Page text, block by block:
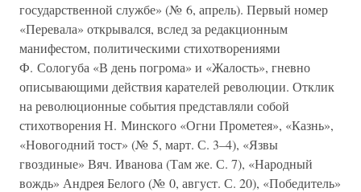
государственной службе» (№ 6, апрель). Первый номер
«Перевала» открывался, вслед за редакционным
манифестом, политическими стихотворениями
Ф. Сологуба «В день погрома» и «Жалость», гневно
описывающими действия карателей революции. Отклик
на революционные события представляли собой
стихотворения Н. Минского «Огни Прометея», «Казнь»,
«Новогодний тост» (№ 5, март. С. 3–4), «Язвы
гвоздиные» Вяч. Иванова (Там же. С. 7), «Народный
вождь» Андрея Белого (№ 0, август. С. 20), «Победитель»